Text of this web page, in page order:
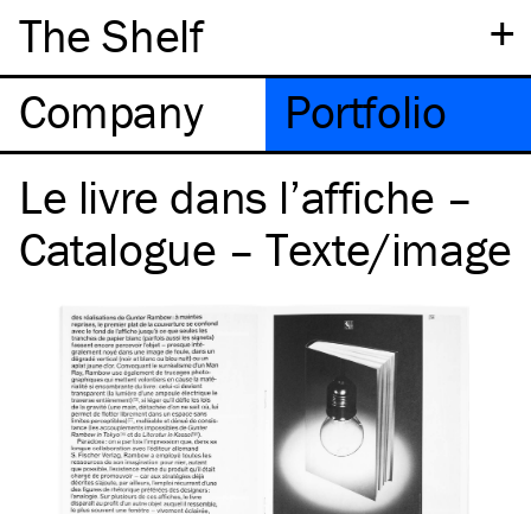
+
The Shelf
Company
Portfolio
Le livre dans l’affiche –
Catalogue – Texte/image